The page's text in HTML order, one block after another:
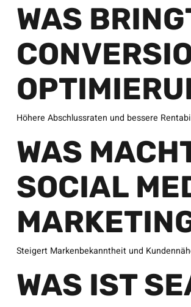
WAS
Höhere Abschlussraten und bessere
WAS
SOCIAL
Steigert Markenbekanntheit und
WAS IST